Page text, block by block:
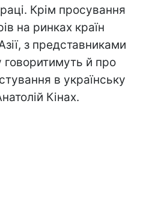
Крім просування
на ринках країн
з представниками
говоритимуть й про
в українську
Кінах.